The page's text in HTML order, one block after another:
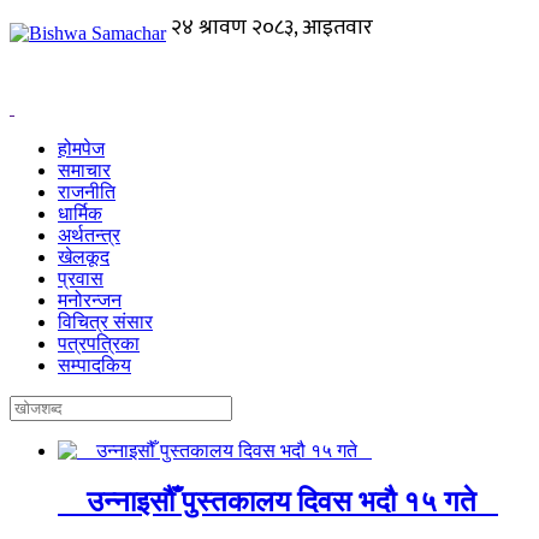
होमपेज
समाचार
राजनीति
धार्मिक
अर्थतन्त्र
खेलकूद
प्रवास
मनोरन्जन
विचित्र संसार
पत्रपत्रिका
सम्पादकिय
उन्नाइसौँ पुस्तकालय दिवस भदौ १५ गते